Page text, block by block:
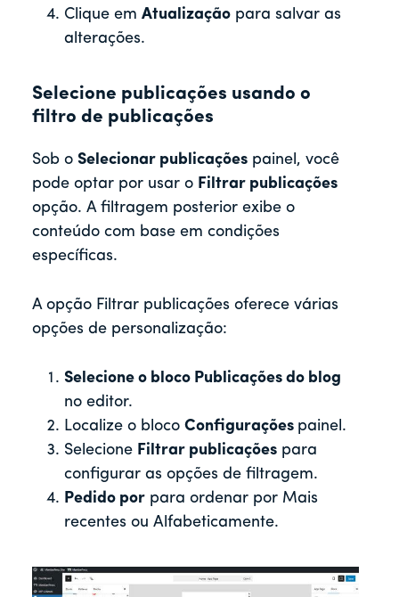
Clique em Atualização para salvar as
alterações.
Selecione publicações usando o
filtro de publicações
Sob o Selecionar publicações painel, você
pode optar por usar o Filtrar publicações
opção. A filtragem posterior exibe o
conteúdo com base em condições
específicas.
A opção Filtrar publicações oferece várias
opções de personalização:
Selecione o bloco Publicações do blog
no editor.
Localize o bloco Configurações painel.
Selecione Filtrar publicações para
configurar as opções de filtragem.
Pedido por para ordenar por Mais
recentes ou Alfabeticamente.